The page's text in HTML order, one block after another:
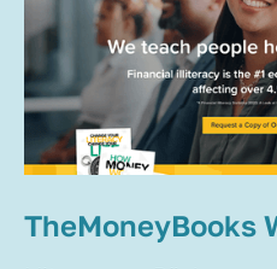
TheMoneyBooks